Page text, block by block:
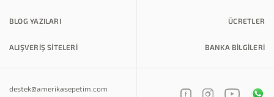
NEXBOX, çeşitli ürün kategorileri ile her ihtiyaca
ürün kategorileri:
yüksek kaliteli malzemelerden üretilmiş
BLOG YAZILARI ÜCRETLER
ALIŞVERİŞ SİTELERİ BANKA BILGILERI
destek@amerikasepetim.com